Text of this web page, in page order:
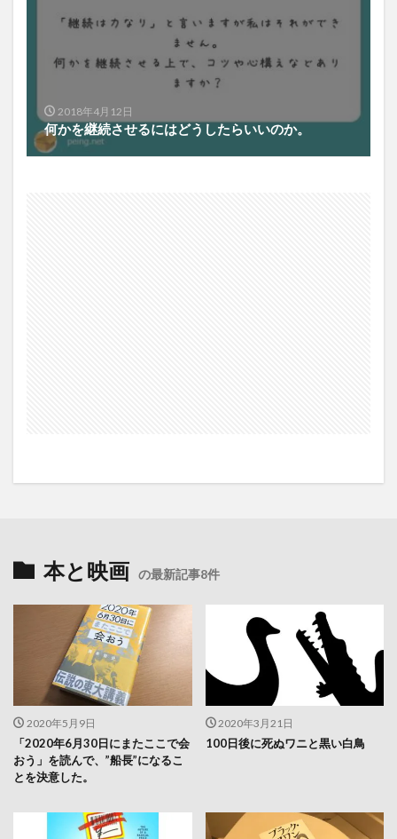
2018年4月12日
何かを継続させるにはどうしたらいいのか。
本と映画 の最新記事8件
2020年5月9日
「2020年6月30日にまたここで会
おう」を読んで、”船長”になるこ
とを決意した。
2020年3月21日
100日後に死ぬワニと黒い白鳥